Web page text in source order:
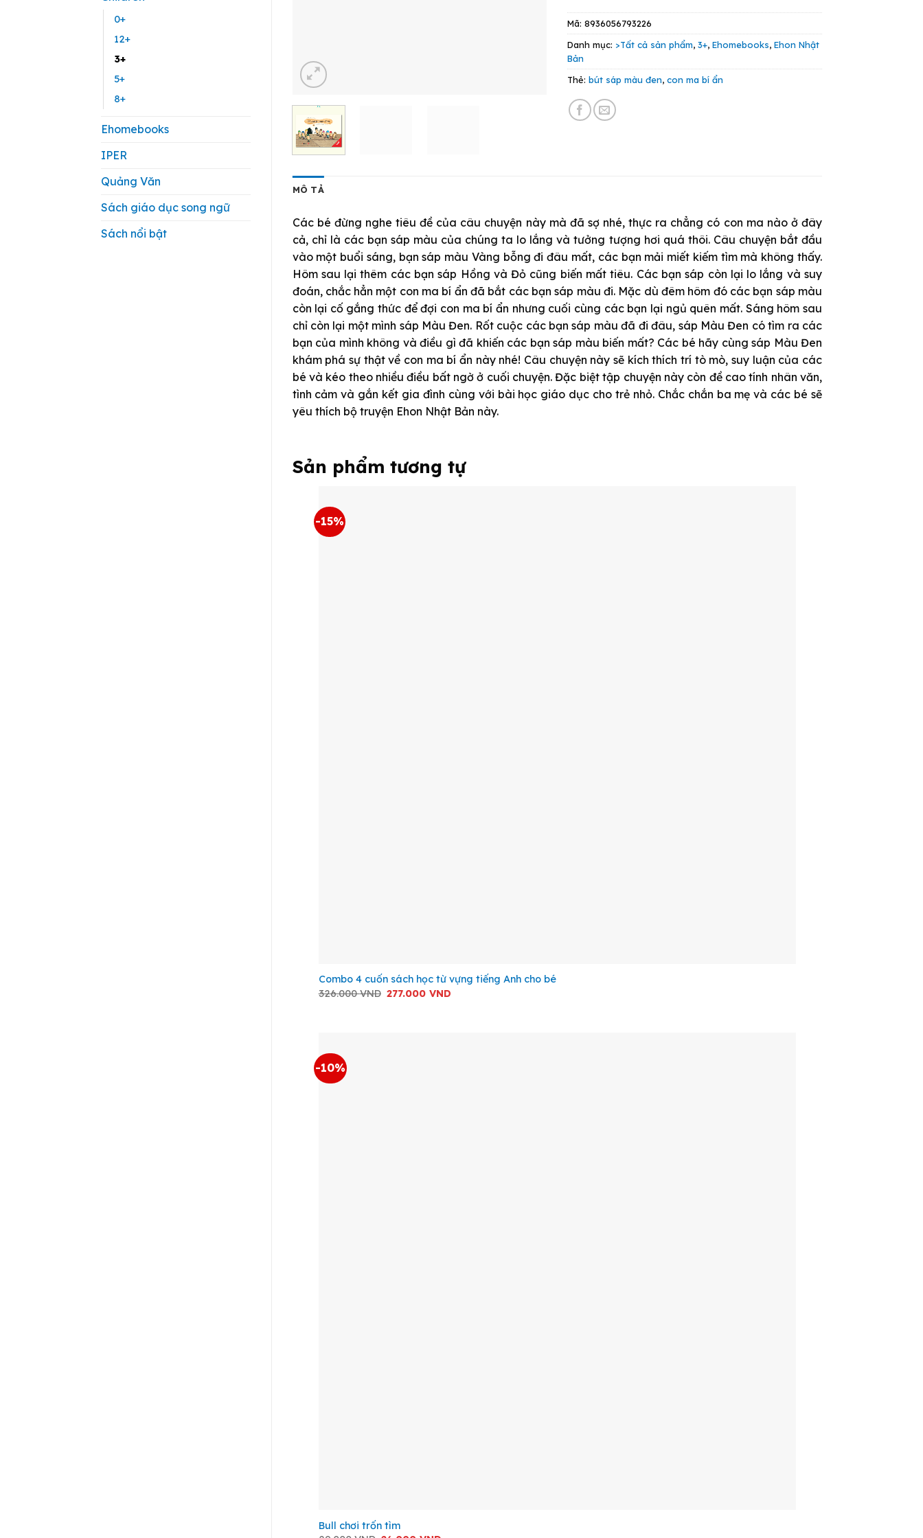
0+
12+
3+
5+
8+
Ehomebooks
IPER
Quảng Văn
Sách giáo dục song ngữ
Sách nổi bật
35.000 VND.
Mã:8936056793226
Danh mục: >Tất cả sản phẩm,3+,Ehomebooks,Ehon Nhật
Bản
Thẻ:bút sáp màu đen,con ma bí ẩn
MÔ TẢ
Các bé đừng nghe tiêu đề của câu chuyện này mà đã sợ nhé, thực ra chẳng có con ma nào ở đây
cả, chỉ là các bạn sáp màu của chúng ta lo lắng và tưởng tượng hơi quá thôi. Câu chuyện bắt đầu
vào một buổi sáng, bạn sáp màu Vàng bỗng đi đâu mất, các bạn mải miết kiếm tìm mà không thấy.
Hôm sau lại thêm các bạn sáp Hồng và Đỏ cũng biến mất tiêu. Các bạn sáp còn lại lo lắng và suy
đoán, chắc hẳn một con ma bí ẩn đã bắt các bạn sáp màu đi. Mặc dù đêm hôm đó các bạn sáp màu
còn lại cố gắng thức để đợi con ma bí ẩn nhưng cuối cùng các bạn lại ngủ quên mất. Sáng hôm sau
chỉ còn lại một mình sáp Màu Đen. Rốt cuộc các bạn sáp màu đã đi đâu, sáp Màu Đen có tìm ra các
bạn của mình không và điều gì đã khiến các bạn sáp màu biến mất? Các bé hãy cùng sáp Màu Đen
khám phá sự thật về con ma bí ẩn này nhé! Câu chuyện này sẽ kích thích trí tò mò, suy luận của các
bé và kéo theo nhiều điều bất ngờ ở cuối chuyện. Đặc biệt tập chuyện này còn đề cao tính nhân văn,
tình cảm và gắn kết gia đình cùng với bài học giáo dục cho trẻ nhỏ. Chắc chắn ba mẹ và các bé sẽ
yêu thích bộ truyện Ehon Nhật Bản này.
Sản phẩm tương tự
-15%
Combo 4 cuốn sách học từ vựng tiếng Anh cho bé
326.000VND Giá
277.000 VNDGiá
-10%
Bull chơi trốn tìm